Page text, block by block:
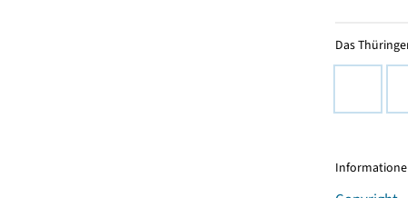
Das